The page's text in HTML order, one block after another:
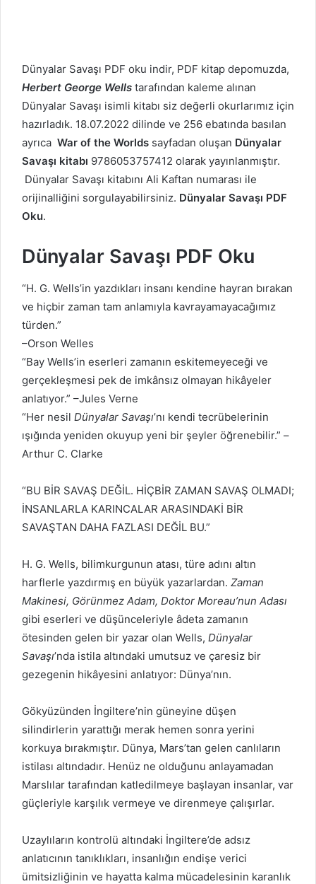
Dünyalar Savaşı PDF oku indir, PDF kitap depomuzda,
Herbert George Wells tarafından kaleme alınan
Dünyalar Savaşı isimli kitabı siz değerli okurlarımız için
hazırladık. 18.07.2022 dilinde ve 256 ebatında basılan
ayrıca War of the Worlds sayfadan oluşan Dünyalar
Savaşı kitabı 9786053757412 olarak yayınlanmıştır.
Dünyalar Savaşı kitabını Ali Kaftan numarası ile
orijinalliğini sorgulayabilirsiniz. Dünyalar Savaşı PDF
Oku.
Dünyalar Savaşı PDF Oku
“H. G. Wells’in yazdıkları insanı kendine hayran bırakan
ve hiçbir zaman tam anlamıyla kavrayamayacağımız
türden.”
–Orson Welles
“Bay Wells’in eserleri zamanın eskitemeyeceği ve
gerçekleşmesi pek de imkânsız olmayan hikâyeler
anlatıyor.” –Jules Verne
“Her nesil Dünyalar Savaşı’nı kendi tecrübelerinin
ışığında yeniden okuyup yeni bir şeyler öğrenebilir.” –
Arthur C. Clarke
“BU BİR SAVAŞ DEĞİL. HİÇBİR ZAMAN SAVAŞ OLMADI;
İNSANLARLA KARINCALAR ARASINDAKİ BİR
SAVAŞTAN DAHA FAZLASI DEĞİL BU.”
H. G. Wells, bilimkurgunun atası, türe adını altın
harflerle yazdırmış en büyük yazarlardan. Zaman
Makinesi, Görünmez Adam, Doktor Moreau’nun Adası
gibi eserleri ve düşünceleriyle âdeta zamanın
ötesinden gelen bir yazar olan Wells, Dünyalar
Savaşı’nda istila altındaki umutsuz ve çaresiz bir
gezegenin hikâyesini anlatıyor: Dünya’nın.
Gökyüzünden İngiltere’nin güneyine düşen
silindirlerin yarattığı merak hemen sonra yerini
korkuya bırakmıştır. Dünya, Mars’tan gelen canlıların
istilası altındadır. Henüz ne olduğunu anlayamadan
Marslılar tarafından katledilmeye başlayan insanlar, var
güçleriyle karşılık vermeye ve direnmeye çalışırlar.
Uzaylıların kontrolü altındaki İngiltere’de adsız
anlatıcının tanıklıkları, insanlığın endişe verici
ümitsizliğinin ve hayatta kalma mücadelesinin karanlık